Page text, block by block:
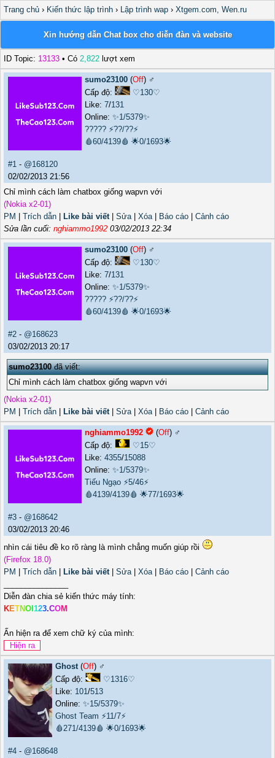
Trang chủ › Kiến thức lập trình › Lập trình wap › Xtgem.com, Wen.ru
Xin hướng dẫn Chat box cho diễn đàn và website
ID Topic: 13133 • Có 2,822 lượt xem
sumo23100 (Off) ♂️
Cấp độ:
♡130♡
Like: 7/131
Online: ✨1/5379✨
????? ⚡??/??⚡
🩸60/4139🩸 🌟0/1693🌟
#1 - @168120
02/02/2013 21:56
Chỉ mình cách làm chatbox giống wapvn với
(Nokia x2-01)
PM
Trích dẫn Like bài viết| Sửa| Xóa| Báo cáo
Cảnh cáo
Sửa lần cuối: nghiammo1992 03/02/2013 22:34
sumo23100 (Off) ♂️
Cấp độ:
♡130♡
Like: 7/131
Online: ✨1/5379✨
????? ⚡??/??⚡
🩸60/4139🩸 🌟0/1693🌟
#2 - @168623
03/02/2013 20:17
sumo23100đã viết:
Chỉ mình cách làm chatbox giống wapvn với
(Nokia x2-01)
PM
Trích dẫn Like bài viết| Sửa| Xóa| Báo cáo Cảnh cáo
nghiammo1992 (Off) ♂️
Cấp độ:
♡15♡
Like: 4355/15088
Online: ✨1/5379✨
Tiếu Ngạo ⚡5/46⚡
🩸4139/4139🩸 🌟77/1693🌟
#3 - @168642
03/02/2013 20:46
nhìn cái tiêu đề ko rõ ràng là mình chẳng muốn giúp rồi
(Firefox 18.0)
PM
Trích dẫn Like bài viết| Sửa| Xóa| Báo cáo
Cảnh cáo
Diễn đàn chia sẻ kiến thức máy tính:
KETNO 123.COM
Ấn hiện ra để xem chữ ký của mình:
Ghost(Off) ♂️
Cấp độ:
♡1316♡
Like: 101/513
Online: ✨15/5379✨
Ghost Team ⚡11/7⚡
🩸271/4139🩸 🌟0/1693🌟
#4 - @168648